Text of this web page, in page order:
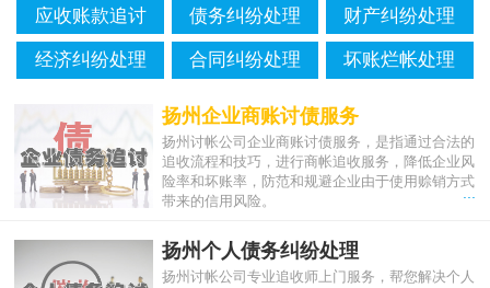
应收账款追讨 债务纠纷处理 财产纠纷处理
经济纠纷处理 合同纠纷处理 坏账烂帐处理
扬州企业商账讨债服务
扬州讨帐公司企业商账讨债服务，是指通过合法的
追收流程和技巧，进行商帐追收服务，降低企业风
险率和坏账率，防范和规避企业由于使用赊销方式
带来的信用风险。
...
扬州个人债务纠纷处理
扬州讨帐公司专业追收师上门服务，帮您解决个人